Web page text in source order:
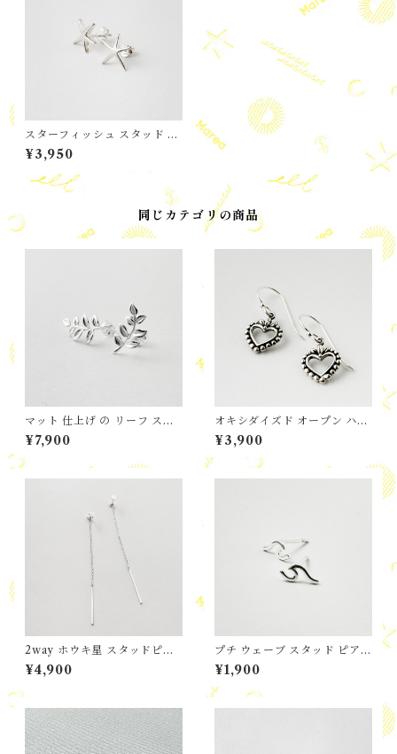
スターフィッシュ スタッド ピ
アス
¥3,950
同じカテゴリの商品
マット 仕上げ の リーフ スタ
ッドピアス
¥7,900
オキシダイズド オープン ハー
ト フックピアス
¥3,900
2way ホウキ星 スタッドピア
ス
¥4,900
プチ ウェーブ スタッド ピア
ス
¥1,900